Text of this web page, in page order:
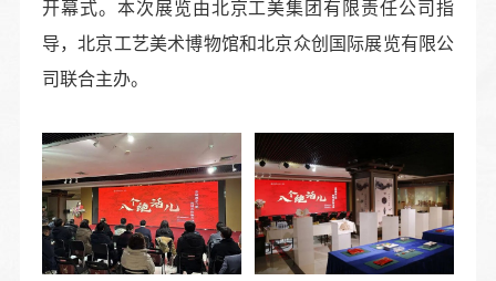
开幕式。本次展览由北京工美集团有限责任公司指
导，北京工艺美术博物馆和北京众创国际展览有限公
司联合主办。